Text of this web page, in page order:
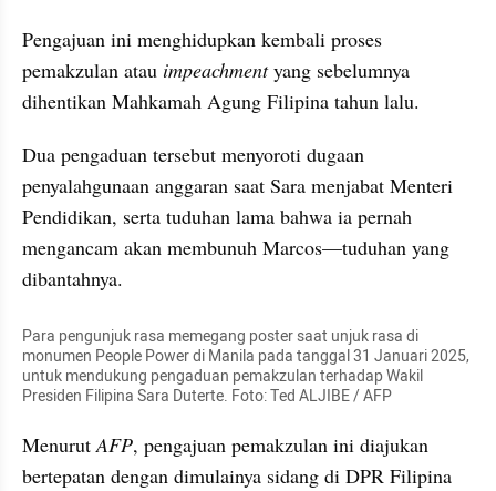
Pengajuan ini menghidupkan kembali proses
pemakzulan atau impeachment yang sebelumnya
dihentikan Mahkamah Agung Filipina tahun lalu.
Dua pengaduan tersebut menyoroti dugaan
penyalahgunaan anggaran saat Sara menjabat Menteri
Pendidikan, serta tuduhan lama bahwa ia pernah
mengancam akan membunuh Marcos—tuduhan yang
dibantahnya.
Para pengunjuk rasa memegang poster saat unjuk rasa di
monumen People Power di Manila pada tanggal 31 Januari 2025,
untuk mendukung pengaduan pemakzulan terhadap Wakil
Presiden Filipina Sara Duterte. Foto: Ted ALJIBE / AFP
Menurut AFP, pengajuan pemakzulan ini diajukan
bertepatan dengan dimulainya sidang di DPR Filipina